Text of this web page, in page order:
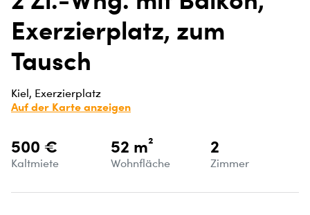
Exerzierplatz, zum
Tausch
Kiel, Exerzierplatz
Auf der Karte anzeigen
500 €
Kaltmiete
52 m²
Wohnfläche
2
Zimmer